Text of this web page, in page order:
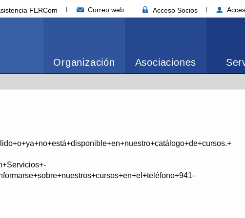
FERCom Correo web Acceso Socios
Organización Asociaciones